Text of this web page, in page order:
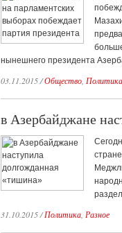
нынешнего президента
03.11.2015/Общество Политика
в Азербайджане
31.10.2015/Политика Разное